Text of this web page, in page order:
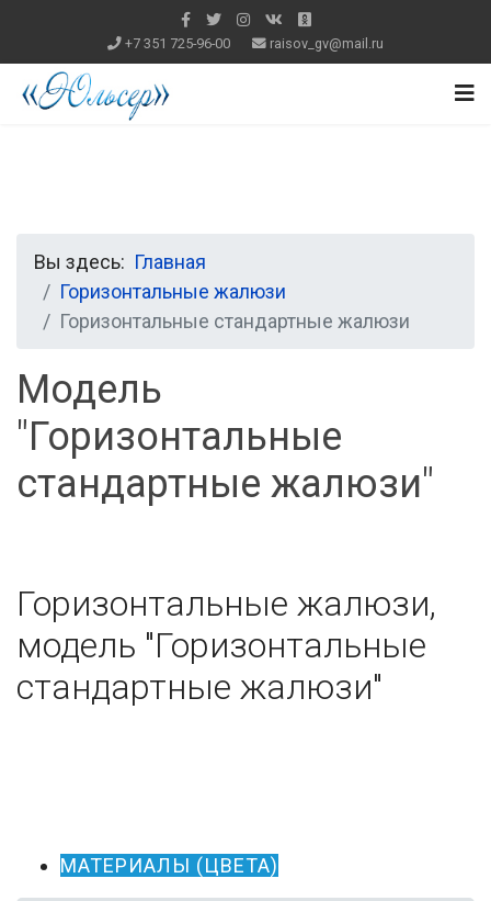
+7 351 725-96-00 raisov_gv@mail.ru
Вы здесь: Главная
Горизонтальные жалюзи
Горизонтальные стандартные жалюзи
Модель
"Горизонтальные
стандартные жалюзи"
Горизонтальные жалюзи,
модель "Горизонтальные
стандартные жалюзи"
МАТЕРИАЛЫ (ЦВЕТА)